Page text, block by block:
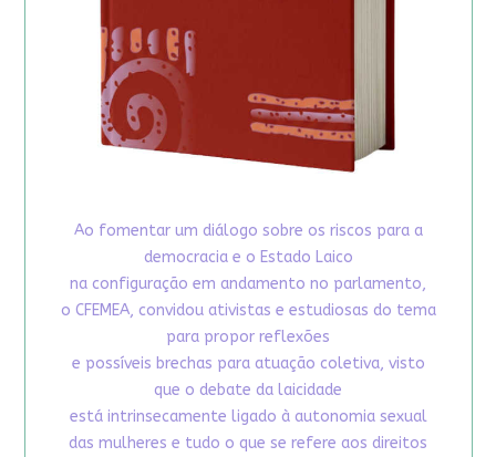
Ao fomentar um diálogo sobre os riscos para a
democracia e o Estado Laico
na configuração em andamento no parlamento,
o CFEMEA, convidou ativistas e estudiosas do tema
para propor reflexões
e possíveis brechas para atuação coletiva, visto
que o debate da laicidade
está intrinsecamente ligado à autonomia sexual
das mulheres e tudo o que se refere aos direitos